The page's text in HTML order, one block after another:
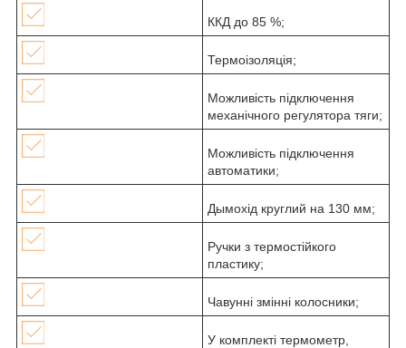
ККД до 85 %;
Термоізоляція;
Можливість підключення
механічного регулятора тяги;
Можливість підключення
автоматики;
Дымохід круглий на 130 мм;
Ручки з термостійкого
пластику;
Чавунні змінні колосники;
У комплекті термометр,